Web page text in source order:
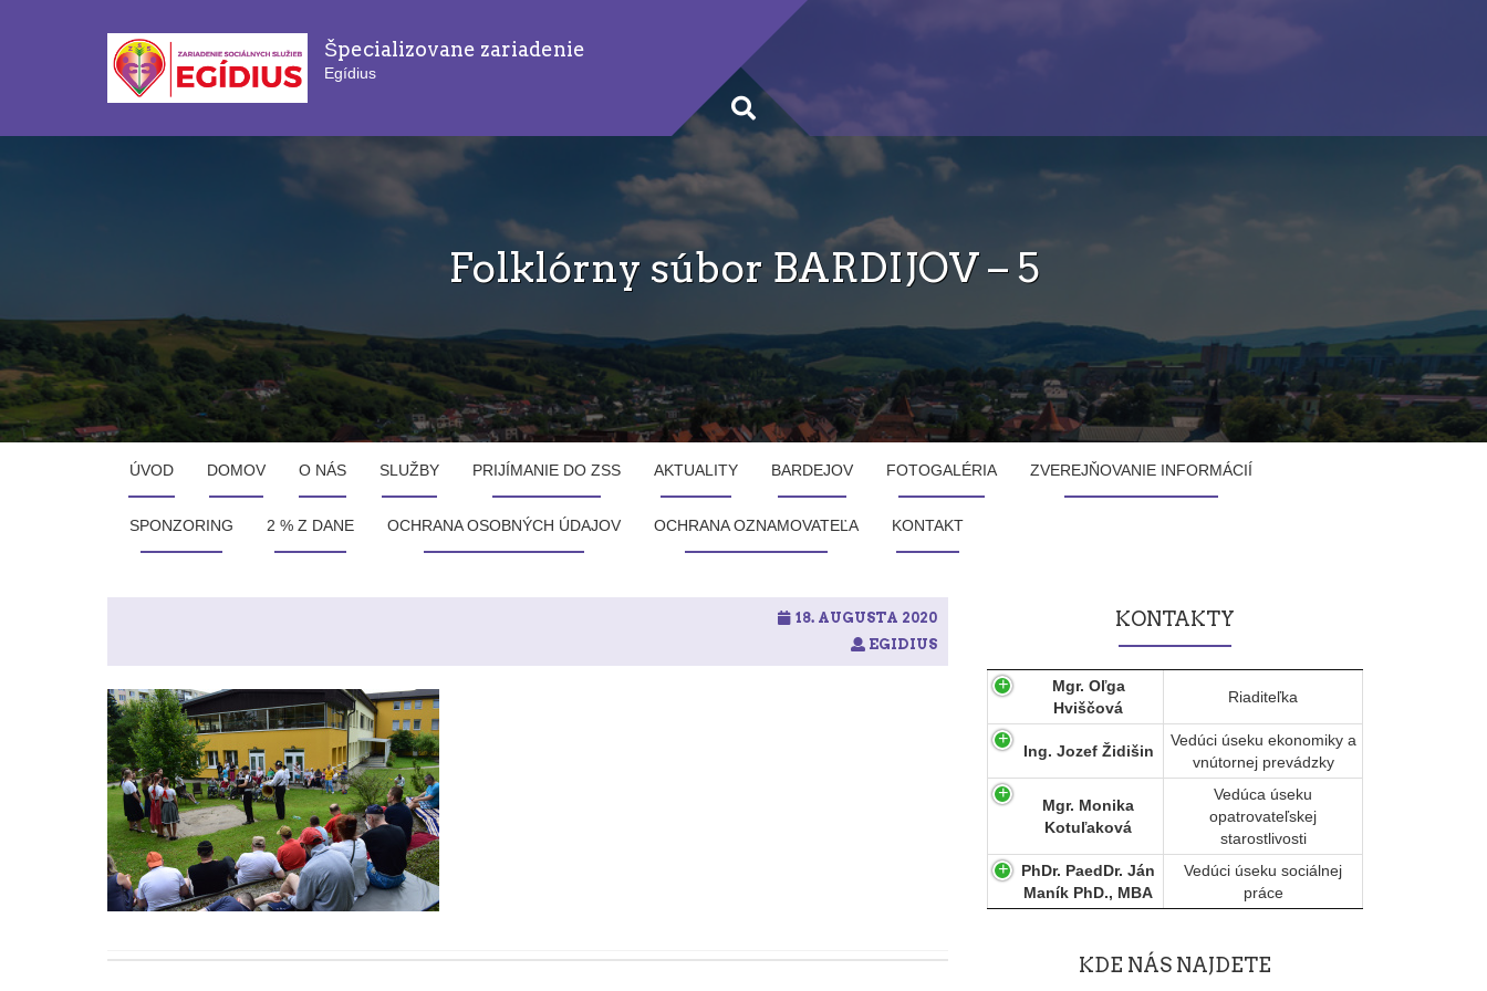
Špecializovane zariadenie
Egídius
Folklórny súbor BARDIJOV – 5
ÚVOD DOMOV O NÁS SLUŽBY PRIJÍMANIE DO ZSS AKTUALITY BARDEJOV FOTOGALÉRIA ZVEREJŇOVANIE INFORMÁCIÍ
SPONZORING 2 % Z DANE OCHRANA OSOBNÝCH ÚDAJOV OCHRANA OZNAMOVATEĽA KONTAKT
18. AUGUSTA 2020
EGIDIUS
KONTAKTY
Mgr. Oľga
Hviščová
Riaditeľka
Ing. Jozef Židišin
Vedúci úseku ekonomiky a
vnútornej prevádzky
Mgr. Monika
Kotuľaková
Vedúca úseku
opatrovateľskej
starostlivosti
PhDr. PaedDr. Ján
Maník PhD., MBA
Vedúci úseku sociálnej
práce
KDE NÁS NAJDETE